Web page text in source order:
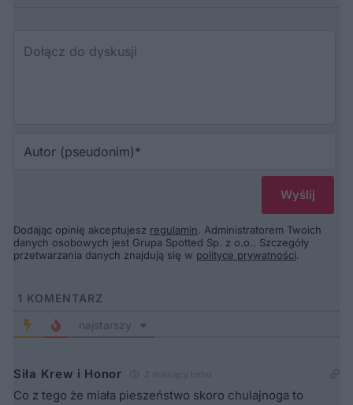
Dodając opinię akceptujesz regulamin. Administratorem Twoich
danych osobowych jest Grupa Spotted Sp. z o.o.. Szczegóły
przetwarzania danych znajdują się w polityce prywatności.
1 KOMENTARZ
najstarszy
Siła Krew i Honor
Co z tego że miała pieszeństwo skoro chulajnoga to